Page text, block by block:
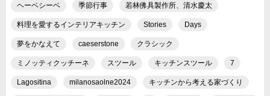
ヘーベシーベ 季節行事 若林佛具製作所、清水慶太
料理を愛するインテリアキッチン Stories Days
夢をかなえて caeserstone クラシック
ミノッティクッチーネ スツール キッチンスツール 7
Lagositina milanosaolne2024 キッチンから考える家づくり